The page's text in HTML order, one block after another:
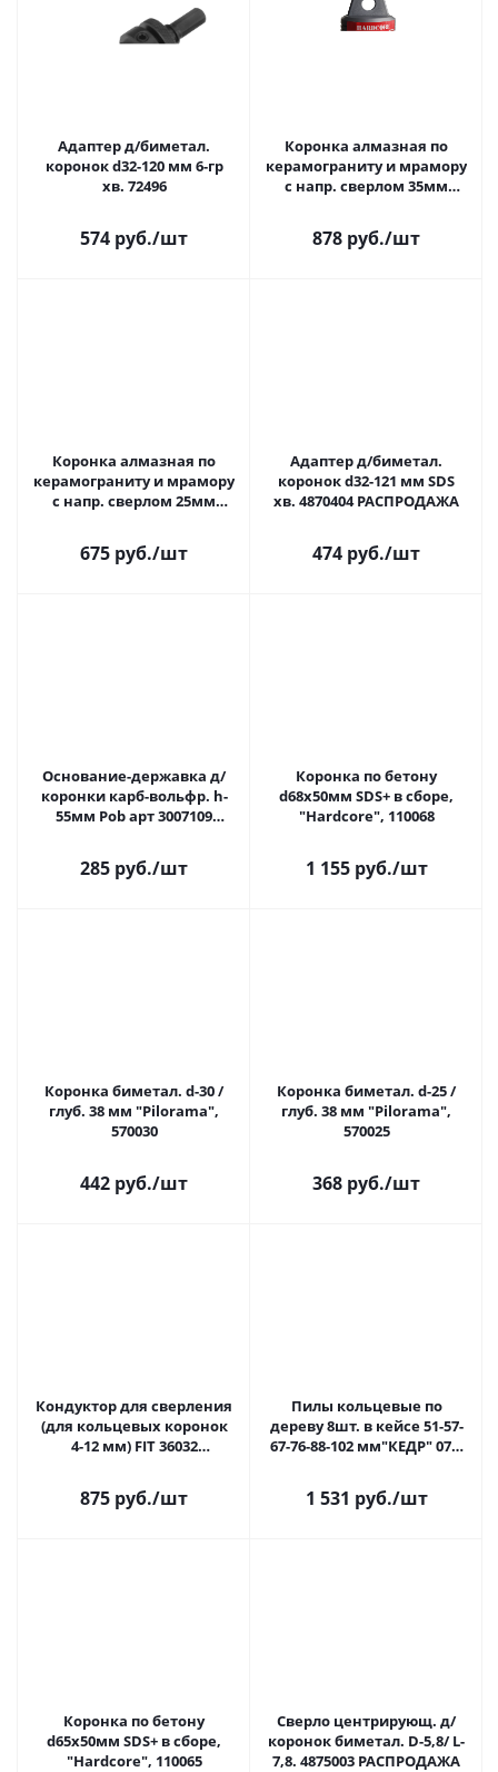
Адаптер д/биметал.
коронок d32-120 мм 6-гр
хв. 72496
574 руб./шт
Коронка алмазная по
керамограниту и мрамору
с напр. сверлом 35мм
878 руб./шт
Коронка алмазная по
керамограниту и мрамору
с напр. сверлом 25мм
675 руб./шт
Адаптер д/биметал.
коронок d32-121 мм SDS
хв. 4870404 РАСПРОДАЖА
474 руб./шт
Основание-державка д/
коронки карб-вольфр. h-
55мм Pob арт 3007109
285 руб./шт
Коронка по бетону
d68х50мм SDS+ в сборе,
"Hardcore", 110068
1 155 руб./шт
Коронка биметал. d-30 /
глуб. 38 мм "Pilorama",
570030
442 руб./шт
Коронка биметал. d-25 /
глуб. 38 мм "Pilorama",
570025
368 руб./шт
Кондуктор для сверления
(для кольцевых коронок
4-12 мм) FIT 36032
875 руб./шт
Пилы кольцевые по
дереву 8шт. в кейсе 51-57-
67-76-88-102 мм"КЕДР" 078-
1 531 руб./шт
Коронка по бетону
d65х50мм SDS+ в сборе,
"Hardcore", 110065
Сверло центрирующ. д/
коронок биметал. D-5,8/ L-
7,8. 4875003 РАСПРОДАЖА